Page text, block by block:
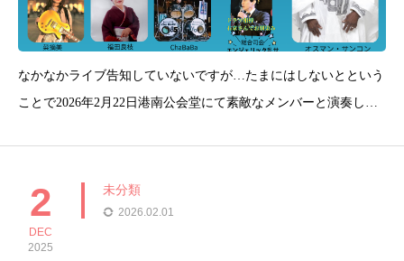
なかなかライブ告知していないですが…たまにはしないとという
ことで2026年2月22日港南公会堂にて素敵なメンバーと演奏しま
めください！チケットはこちらをクリック！！
2
DEC
2025
未分類
2026.02.01